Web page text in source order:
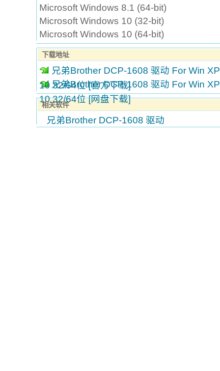
Microsoft Windows 8.1 (64-bit)
Microsoft Windows 10 (32-bit)
Microsoft Windows 10 (64-bit)
下载地址
兄弟Brother DCP-1608 驱动 For Win
10 32/64位 [官方下载]
兄弟Brother DCP-1608 驱动 For Win
10 32/64位 [网盘下载]
相关软件
兄弟Brother DCP-1608 驱动